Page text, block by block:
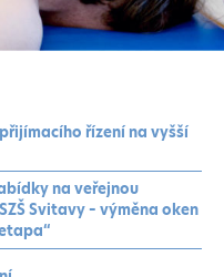
řízení na vyšší
na veřejnou
Svitavy – výměna oken